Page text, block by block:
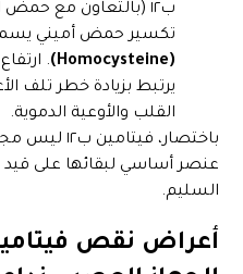
تكسير حمض أميني
(Homocysteine)
.
يرتبط بزيادة خطر تلف
القلب والأوعية الدموية.
باختصار،
عنصر أساسي لبقائها على قيد
السليم.